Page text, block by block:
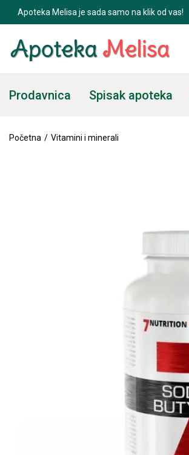
Apoteka Melisa je sada samo na klik od vas!
Prodavnica Spisak apoteka
Početna Vitamini i minerali